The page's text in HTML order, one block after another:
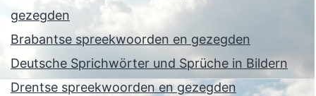
gezegden
Brabantse spreekwoorden en gezegden
Deutsche Sprichwörter und Sprüche in Bildern
Drentse spreekwoorden en gezegden